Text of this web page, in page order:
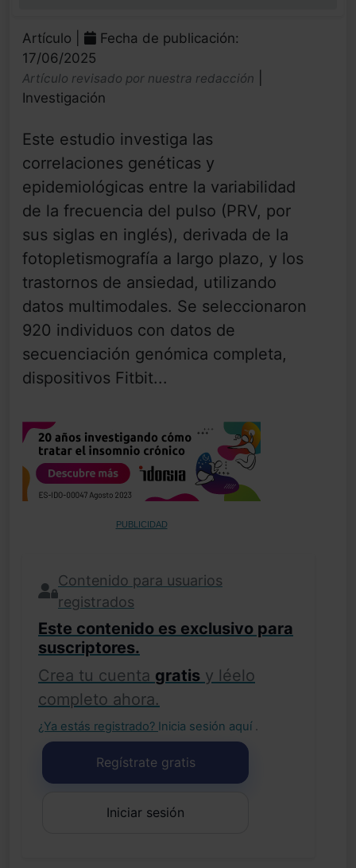
Artículo |
Fecha de publicación:
17/06/2025
Artículo revisado por nuestra redacción
Investigación
Este estudio investiga las
correlaciones genéticas y
epidemiológicas entre la variabilidad
de la frecuencia del pulso (PRV, por
sus siglas en inglés), derivada de la
fotopletismografía a largo plazo, y los
trastornos de ansiedad, utilizando
datos multimodales. Se seleccionaron
920 individuos con datos de
secuenciación genómica completa,
dispositivos Fitbit...
PUBLICIDAD
Contenido para usuarios
registrados
Este contenido es exclusivo para
suscriptores.
Crea tu cuenta gratis y léelo
completo ahora.
¿Ya estás registrado? Inicia sesión aquí
Regístrate gratis
Iniciar sesión